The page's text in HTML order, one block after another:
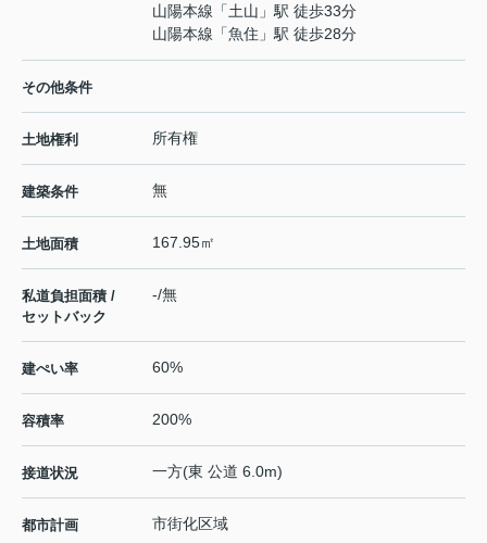
山陽本線 「土山 」駅 徒歩33分
山陽本線 「魚住 」駅 徒歩28分
その他条件
土地権利 所有権
建築条件 無
土地面積 167.95㎡
私道負担面積 /
セットバック
-/無
建ぺい率 60%
容積率 200%
接道状況 一方(東 公道 6.0m)
都市計画 市街化区域